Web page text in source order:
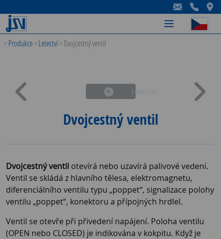
-
-
-
>Produkce>Letectví>Dvojcestný ventil
Letectví
Dvojcestný ventil
Dvojcestný ventil otevírá nebo uzavírá palivové vedení.
Ventil se skládá z hlavního tělesa, elektromagnetu,
diferenciálního ventilu typu „poppet“, signalizace polohy
ventilu „poppet“, konektoru a přípojných hrdlel.
Ventil se otevře při přivedení napájení. Poloha ventilu
(OPEN nebo CLOSED) je indikována v kokpitu. Když je